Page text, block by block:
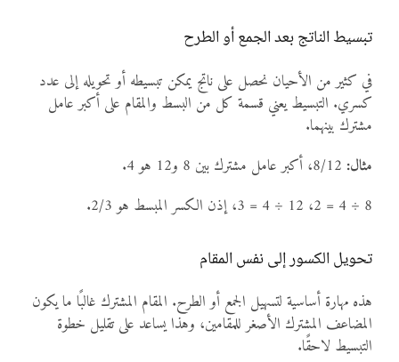
تبسيط الناتج بعد الجمع أو الطرح
في كثير من الأحيان نحصل على ناتج يمكن تبسيطه أو تحويله إلى عدد
كسري. التبسيط يعني قسمة كل من البسط والمقام على أكبر عامل
مشترك بينهما.
مثال:
8 ÷ 4 = 2، 12 ÷ 4 = 3، إذن الكسر المبسط هو 2/3.
تحويل الكسور إلى نفس المقام
هذه مهارة أساسية لتسهيل الجمع أو الطرح. المقام المشترك غالبًا ما يكون
المضاعف المشترك الأصغر للمقامين، وهذا يساعد على تقليل خطوة
التبسيط لاحقًا.